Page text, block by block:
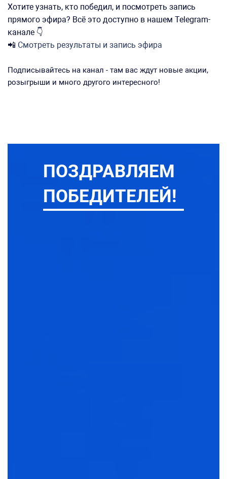
Хотите узнать, кто победил, и посмотреть запись
прямого эфира? Всё это доступно в нашем Telegram-
канале 👇
📲 Смотреть результаты и запись эфира
Подписывайтесь на канал - там вас ждут новые акции,
розыгрыши и много другого интересного!
ПОЗДРАВЛЯЕМ
ПОБЕДИТЕЛЕЙ!